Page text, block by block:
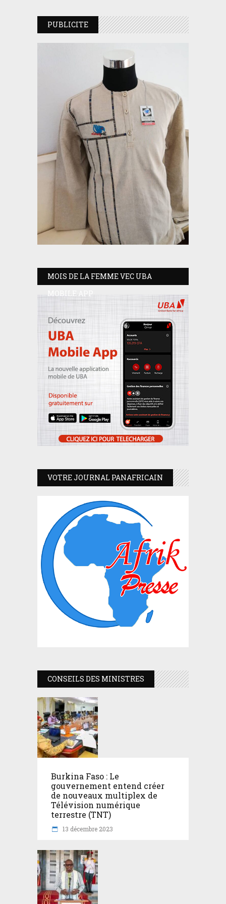
PUBLICITE
MOIS DE LA FEMME VEC UBA
MOBILE APP
VOTRE JOURNAL PANAFRICAIN
CONSEILS DES MINISTRES
Burkina Faso : Le
gouvernement entend créer
de nouveaux multiplex de
Télévision numérique
terrestre (TNT)
13 décembre 2023